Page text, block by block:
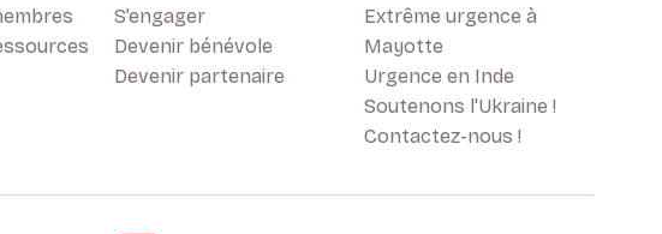
S’engager
Devenir bénévole
Devenir partenaire
Extrême urgence à
Mayotte
Urgence en Inde
Soutenons l'Ukraine !
Contactez-nous !